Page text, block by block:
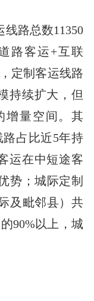
线路总数11350
路客运+互联
定制客运线路
持续扩大，但
增量空间。其
路占比近5年持
运在中短途客
势；城际定制
及毗邻县）共
90%以上，城